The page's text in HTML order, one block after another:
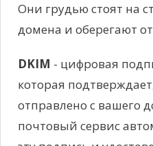
Они грудью стоят на
домена и оберегают
DKIM - цифровая
которая
отправлено с
почтовый сервис